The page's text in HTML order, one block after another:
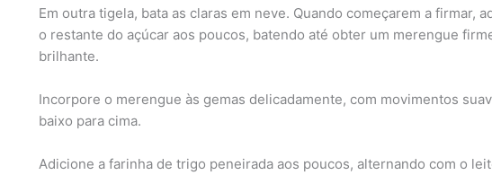
Em outra tigela, bata as claras em neve. Quando começarem a firmar,
o restante do açúcar aos poucos, batendo até obter um merengue
brilhante.
Incorpore o merengue às gemas delicadamente, com movimentos
baixo para cima.
Adicione a farinha de trigo peneirada aos poucos, alternando com o